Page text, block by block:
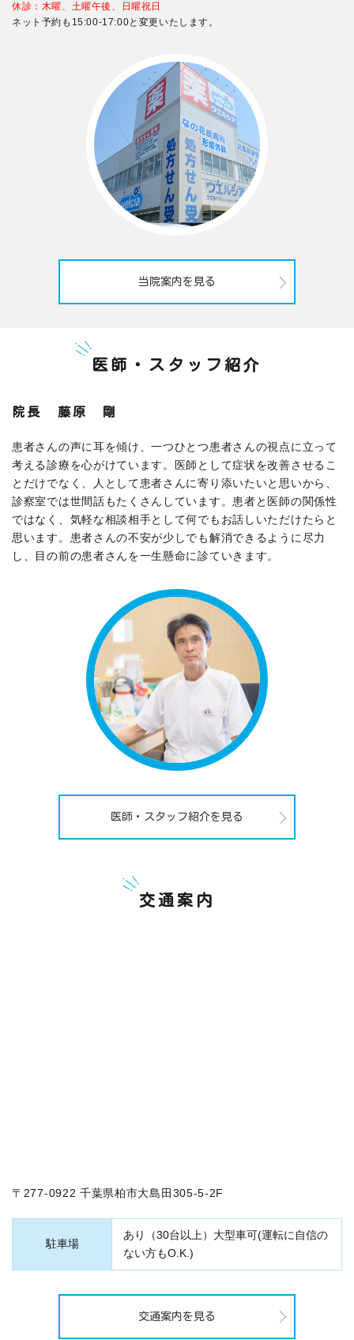
休診：木曜、土曜午後、日曜祝日
ネット予約も15:00-17:00と変更いたします。
当院案内を見る
医師・スタッフ紹介
院長 藤原 剛
患者さんの声に耳を傾け、一つひとつ患者さんの視点に立って
考える診療を心がけています。医師として症状を改善させるこ
とだけでなく、人として患者さんに寄り添いたいと思いから、
診察室では世間話もたくさんしています。患者と医師の関係性
ではなく、気軽な相談相手として何でもお話しいただけたらと
思います。患者さんの不安が少しでも解消できるように尽力
し、目の前の患者さんを一生懸命に診ていきます。
医師・スタッフ紹介を見る
交通案内
〒277-0922 千葉県柏市大島田305-5-2F
駐車場
あり（30台以上）大型車可(運転に自信の
ない方もO.K.)
交通案内を見る